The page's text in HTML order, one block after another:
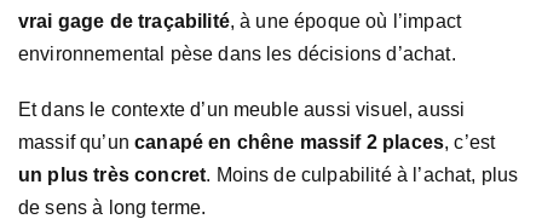
vrai gage de traçabilité, à une époque où l’impact
environnemental pèse dans les décisions d’achat.
Et dans le contexte d’un meuble aussi visuel, aussi
massif qu’uncanapé en chêne massif 2 places, c’est
un plus très concret. Moins de culpabilité à l’achat, plus
de sens à long terme.